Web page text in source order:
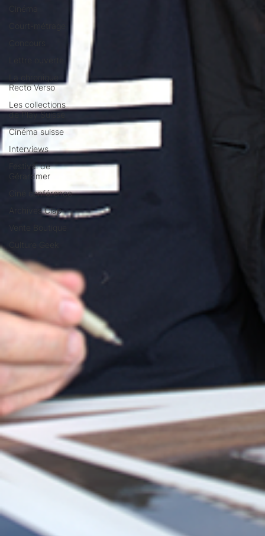
Recto Verso
Les collections
de Play Suisse
Cinéma suisse
Interviews
Festival de
Gérardmer
Ciné conférence
Archives Clap